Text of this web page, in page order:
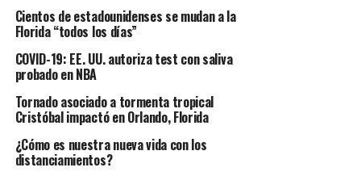
Cientos de estadounidenses se mudan a la
Florida “todos los días”
COVID-19: EE. UU. autoriza test con saliva
probado en NBA
Tornado asociado a tormenta tropical
Cristóbal impactó en Orlando, Florida
¿Cómo es nuestra nueva vida con los
distanciamientos?